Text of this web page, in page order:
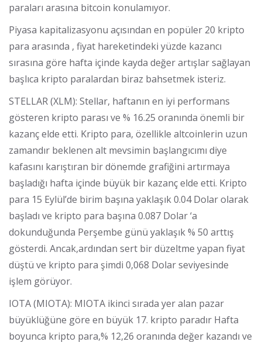
paraları arasına bitcoin konulamıyor.
Piyasa kapitalizasyonu açısından en popüler 20 kripto
para arasında , fiyat hareketindeki yüzde kazancı
sırasına göre hafta içinde kayda değer artışlar sağlayan
başlıca kripto paralardan biraz bahsetmek isteriz.
STELLAR (XLM): Stellar, haftanın en iyi performans
gösteren kripto parası ve % 16.25 oranında önemli bir
kazanç elde etti. Kripto para, özellikle altcoinlerin uzun
zamandır beklenen alt mevsimin başlangıcımı diye
kafasını karıştıran bir dönemde grafiğini artırmaya
başladığı hafta içinde büyük bir kazanç elde etti. Kripto
para 15 Eylül’de birim başına yaklaşık 0.04 Dolar olarak
başladı ve kripto para başına 0.087 Dolar ‘a
dokunduğunda Perşembe günü yaklaşık % 50 arttış
gösterdi. Ancak,ardından sert bir düzeltme yapan fiyat
düştü ve kripto para şimdi 0,068 Dolar seviyesinde
işlem görüyor.
IOTA (MIOTA): MIOTA ikinci sırada yer alan pazar
büyüklüğüne göre en büyük 17. kripto paradır Hafta
boyunca kripto para,% 12,26 oranında değer kazandı ve